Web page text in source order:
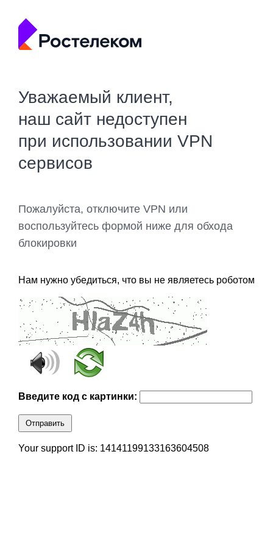
Уважаемый клиент,
наш сайт недоступен
при использовании VPN
сервисов
Пожалуйста, отключите VPN или
воспользуйтесь формой ниже для обхода
блокировки
Нам нужно убедиться, что вы не являетесь роботом
Введите код с картинки:
Отправить
Your support ID is: 14141199133163604508